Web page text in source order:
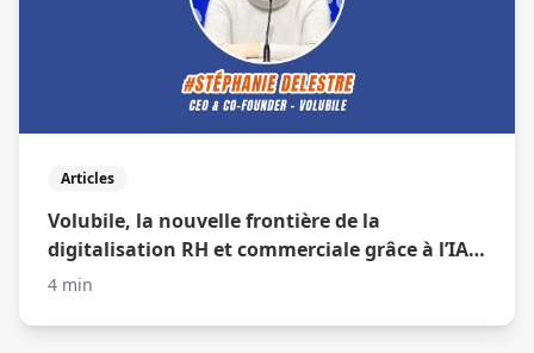
Articles
Volubile, la nouvelle frontière de la
digitalisation RH et commerciale grâce à l’IA
vocale !
4 min